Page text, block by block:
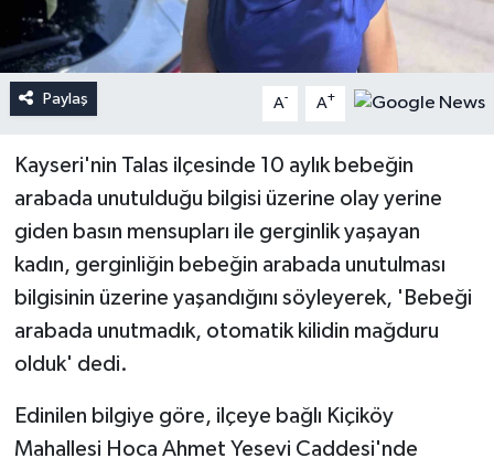
Paylaş A- A+
Kayseri'nin Talas ilçesinde 10 aylık bebeğin
arabada unutulduğu bilgisi üzerine olay yerine
giden basın mensupları ile gerginlik yaşayan
kadın, gerginliğin bebeğin arabada unutulması
bilgisinin üzerine yaşandığını söyleyerek, 'Bebeği
arabada unutmadık, otomatik kilidin mağduru
olduk' dedi.
Edinilen bilgiye göre, ilçeye bağlı Kiçiköy
Mahallesi Hoca Ahmet Yesevi Caddesi'nde